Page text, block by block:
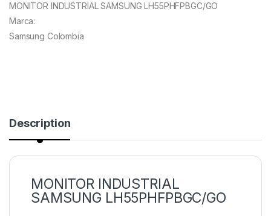
MONITOR INDUSTRIAL SAMSUNG LH55PHFPBGC/GO
Marca:
Samsung Colombia
Description
MONITOR INDUSTRIAL
SAMSUNG LH55PHFPBGC/GO